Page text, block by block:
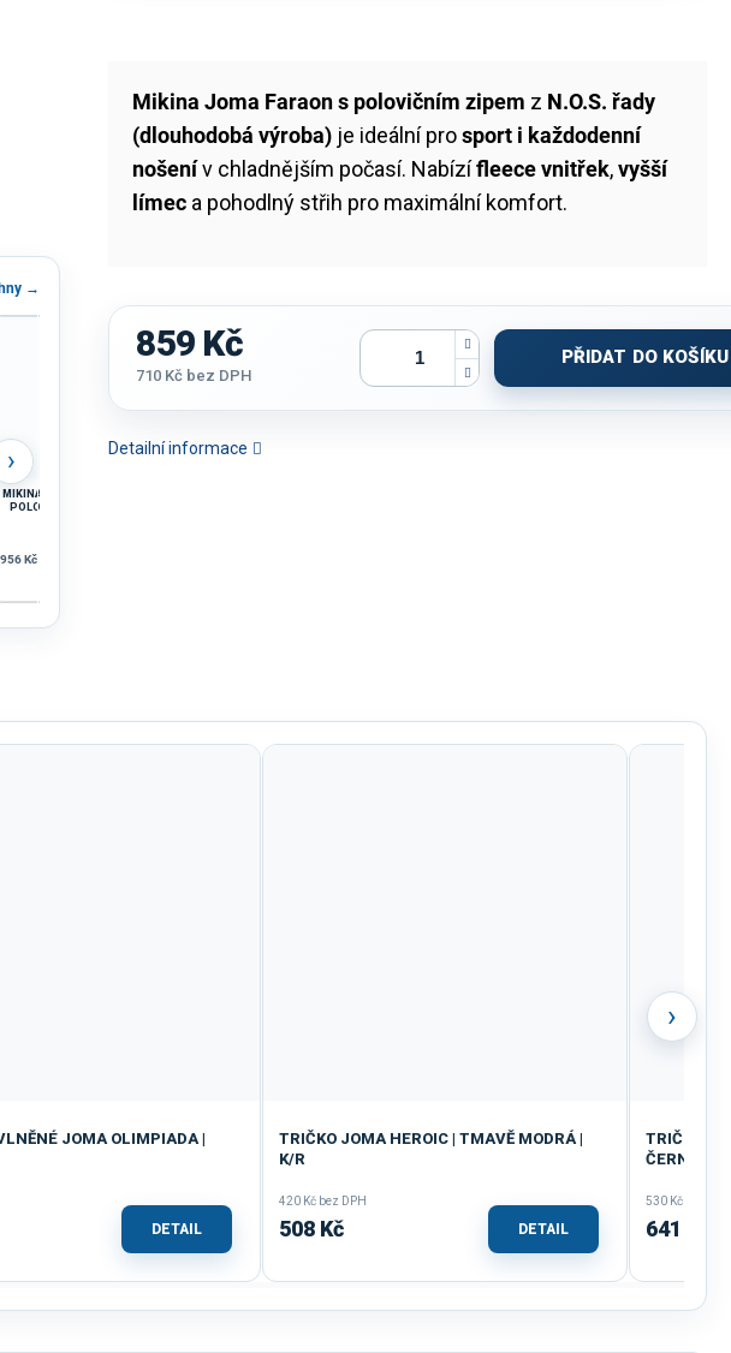
→
MIKINA JOMA WINNER IV |
POLOZIP | ČERNÁ-BÍLÁ
956 Kč
›
Mikina Joma Faraon s polovičním zipem z N.O.S. řady
(dlouhodobá výroba) je ideální prosport i každodenní
nošenív chladnějším počasí. Nabízífleece vnitřek,vyšší
límec a pohodlný střih pro maximální komfort.
Detailní informace
859 Kč
710 Kč bez DPH
PŘIDAT DO KOŠÍKU
JOMA OLIMPIADA |
DETAIL
TRIČKO JOMA HEROIC | TMAVĚ MODRÁ |
K/R
420 Kč bez DPH
508 Kč DETAIL
TRIČKO
ČERNÁ | K/
530 Kč bez
641 Kč
›